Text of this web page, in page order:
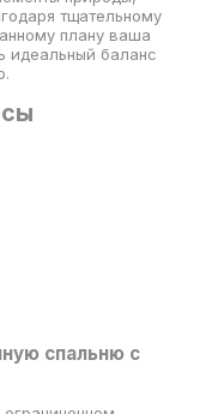
тщательному
плану ваша
идеальный баланс
спальню с